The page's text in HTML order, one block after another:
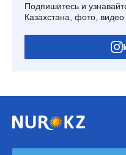
Подпишитесь и
Казахстана, фото, видео